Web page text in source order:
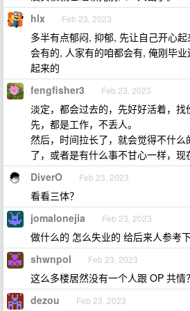
hlx Feb 23, 2023
多半有点郁闷, 抑郁, 先让自己开心
会有的, 人家有的咱都会有, 俺刚毕
起来的
fengfisher3 Feb 23, 2023
淡定，都会过去的，先好好活着，
先，都是工作，不丢人。
然后，时间拉长了，就会觉得不什
了，或者是有什么事不甘心一样，现
DiverO Feb 23, 2023
看看三体？
jomalonejia Feb 23, 2023
做什么的 怎么失业的 给后来人参考
shwnpol Feb 23, 2023
这么多楼居然没有一个人跟 OP 共情
dezou Feb 23, 2023